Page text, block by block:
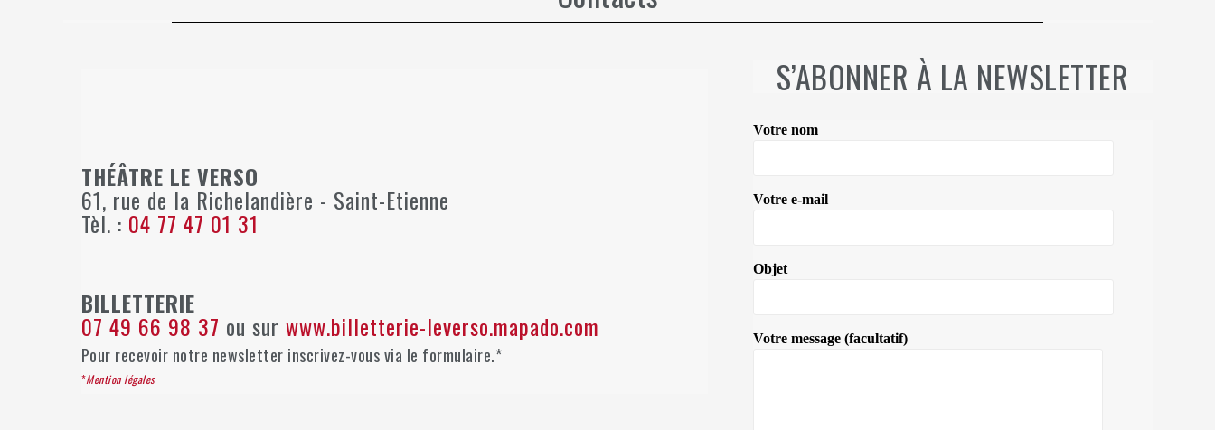
THÉÂTRE LE VERSO
61, rue de la Richelandière - Saint-Etienne
Tèl. : 04 77 47 01 31
BILLETTERIE
07 49 66 98 37 ou sur www.billetterie-leverso.mapado.com
Pour recevoir notre newsletter inscrivez-vous via le formulaire.*
*Mention légales
S’ABONNER À LA NEWSLETTER
Votre nom
Votre e-mail
Objet
Votre message (facultatif)